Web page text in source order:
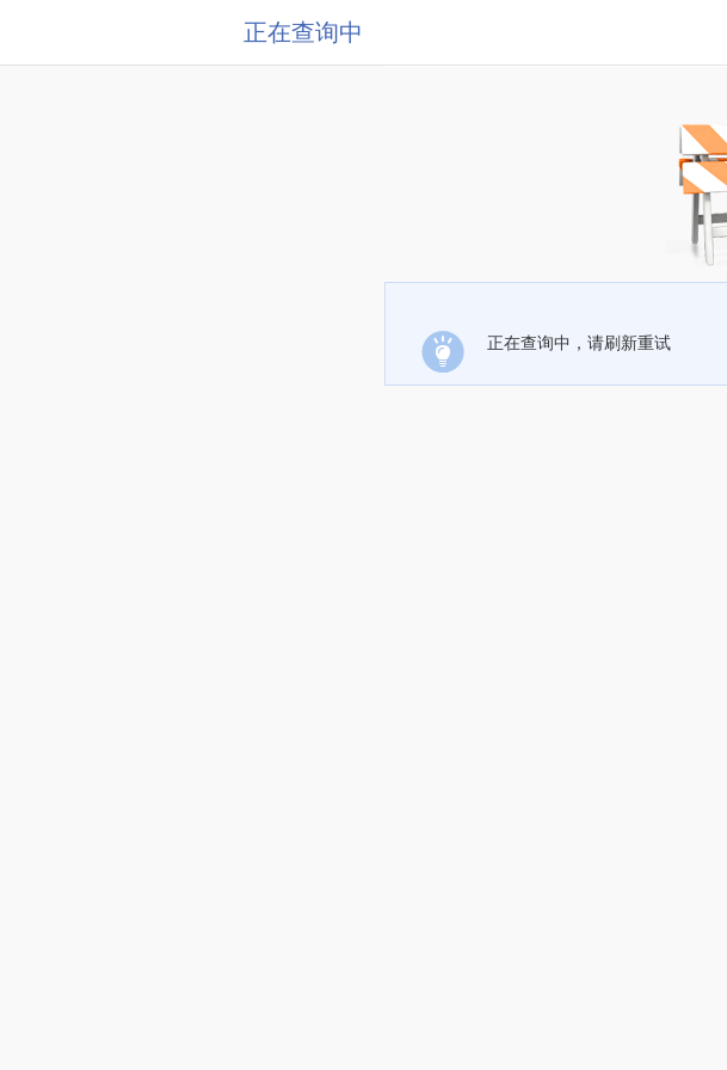
正在查询中
正在查询中，请刷新重试